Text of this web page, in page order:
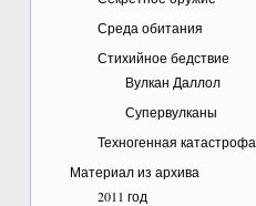
Среда обитания
Стихийное бедствие
Вулкан Даллол
Супервулканы
Техногенная катастрофа
Материал из архива
2011 год